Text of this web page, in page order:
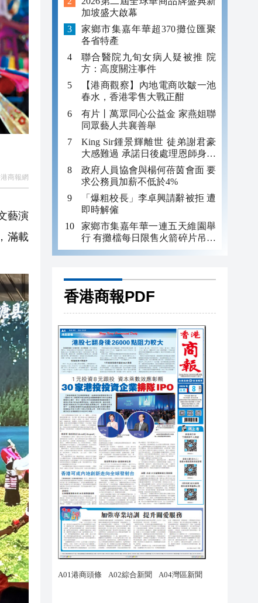
16:41
16:37
商報網
藝演
滿載
加坡盛大啟幕
家鄉市集嘉年華超370攤位匯聚
各省特產
聯合醫院九旬女病人疑被推 院
方：高度關注事件
【港商觀察】內地電商吹皺一池
春水，香港零售大戰正酣
有片丨萬眾同心公益金 家燕姐聯
同眾藝人共襄善舉
King Sir鍾景輝離世 徒弟謝君豪
大感難過 承諾日後處理恩師身後
事
政府人員協會與楊何蓓茵會面 要
求公務員加薪不低於4%
「爆粗校長」李卓興請辭被拒 遭
即時解僱
家鄉市集嘉年華一連五天維園舉
行 有攤檔每日限售火箭碎片吊咀
吸客
香港商報PDF